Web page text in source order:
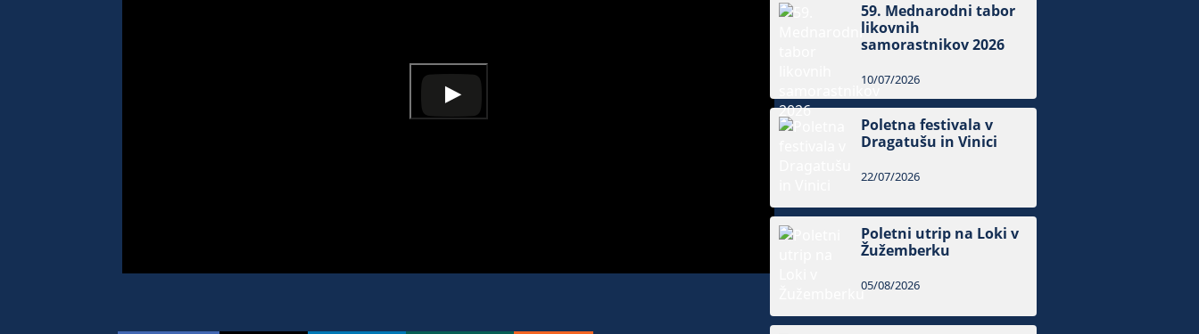
59. Mednarodni tabor
likovnih
samorastnikov 2026
10/07/2026
Poletna festivala v
Dragatušu in Vinici
22/07/2026
Poletni utrip na Loki v
Žužemberku
05/08/2026